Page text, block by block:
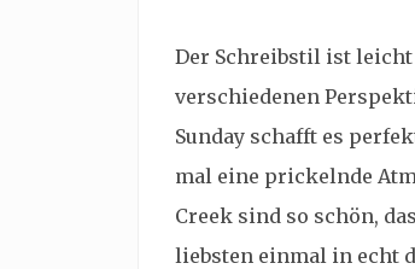
Der Schreibstil ist
verschiedenen
Sunday schafft es
mal eine prickelnde
Creek sind so schön,
liebsten einmal in echt